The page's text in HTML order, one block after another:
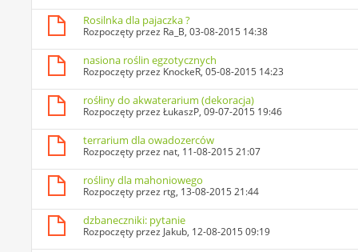
Rosilnka dla pajaczka ?
Rozpoczęty przez Ra_B, 03-08-2015 14:38
nasiona roślin egzotycznych
Rozpoczęty przez KnockeR, 05-08-2015 14:23
rośłiny do akwaterarium (dekoracja)
Rozpoczęty przezŁukaszP, 09-07-2015 19:46
terrarium dla owadozerców
Rozpoczęty przez nat, 11-08-2015 21:07
rośliny dla mahoniowego
Rozpoczęty przez rtg, 13-08-2015 21:44
dzbaneczniki: pytanie
Rozpoczęty przez Jakub, 12-08-2015 09:19